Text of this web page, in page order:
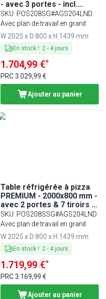
- avec 3 portes - incl.
vitrine réfrigérée LED - 9
x GN 1/3
SKU: POS208SG#AGS204LND
Avec plan de travail en granit
W 2025 x D 800 x H 1439 mm
En stock !: 2 - 4 jours
1.704,99 €*
PRC3.029,99 €
Ajouter au panier
Table réfrigérée à pizza
PREMIUM - 2000x800 mm -
avec 2 portes & 7 tiroirs -
incl. vitrine réfrigérée LED
- 9x GN 1/3
SKU: POS208SSG#AGS204LND
Avec plan de travail en granit
W 2025 x D 800 x H 1439 mm
En stock !: 2 - 4 jours
1.719,99 €*
PRC3.169,99 €
Ajouter au panier